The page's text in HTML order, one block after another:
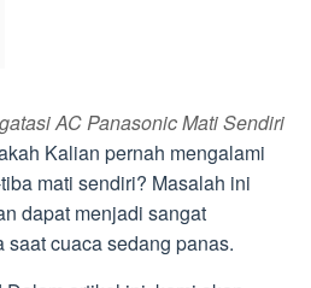
AC Panasonic Mati Sendiri
Kalian pernah mengalami
mati sendiri? Masalah ini
dapat menjadi sangat
saat cuaca sedang panas.